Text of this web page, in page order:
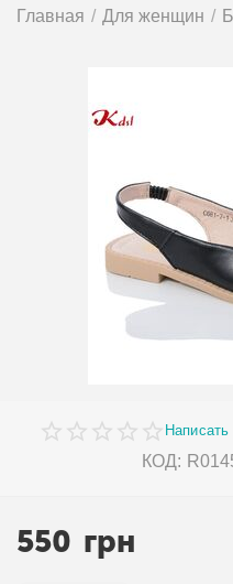
Главная / Для женщин /
КОД:
550 грн